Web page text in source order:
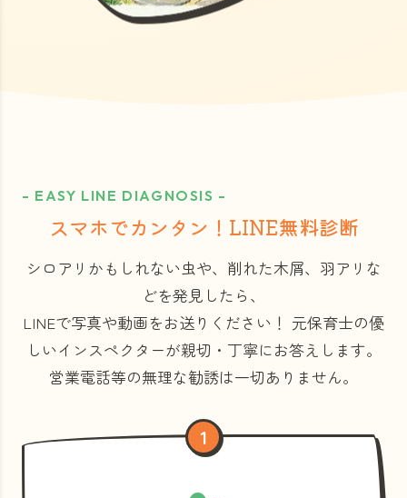
- EASY LINE DIAGNOSIS -
スマホでカンタン！LINE無料診断
シロアリかもしれない虫や、削れた木屑、羽アリな
どを発見したら、
LINEで写真や動画をお送りください！ 元保育士の優
しいインスペクターが親切・丁寧にお答えします。
営業電話等の無理な勧誘は一切ありません。
1